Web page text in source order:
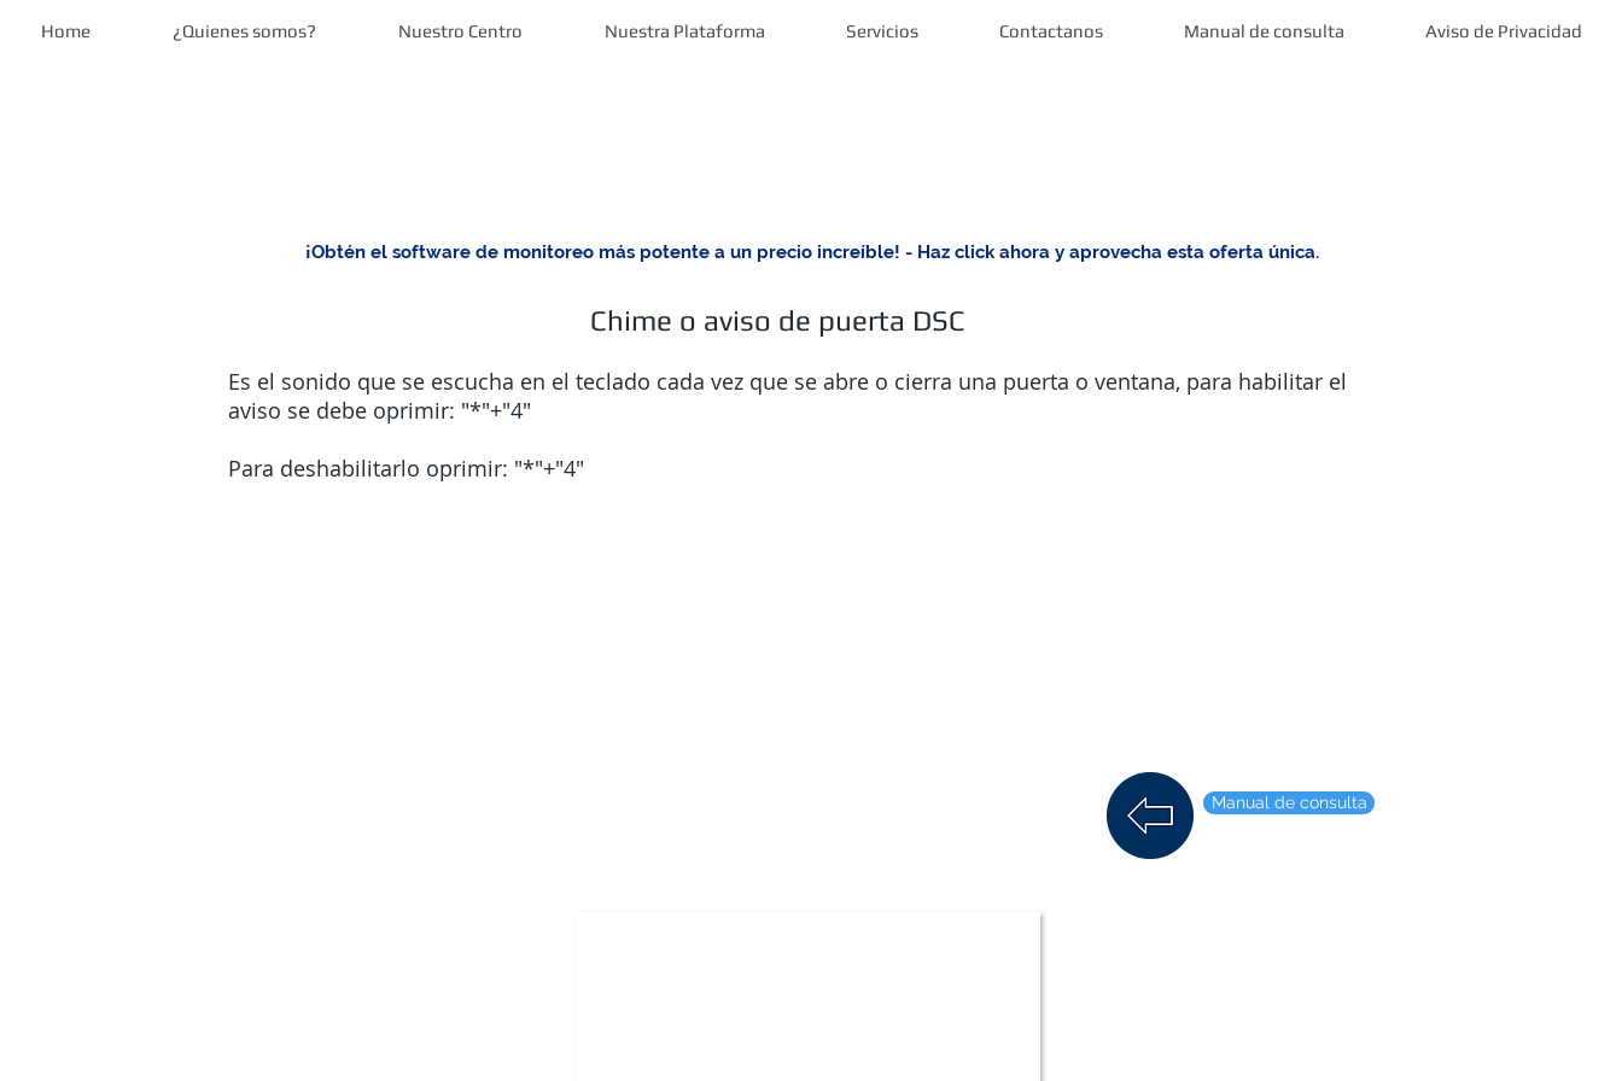
Home ¿Quienes somos? Nuestro Centro Nuestra Plataforma Servicios Contactanos Manual de consulta Aviso de Privacidad
¡Obtén el software de monitoreo más potente a un precio increíble! - Haz click ahora y aprovecha esta oferta única.
Chime o aviso de puerta DSC
Es el sonido que se escucha en el teclado cada vez que se abre o cierra una puerta o ventana, para habilitar el
aviso se debe oprimir: "*"+"4"
Para deshabilitarlo oprimir: "*"+"4"
Manual de consulta